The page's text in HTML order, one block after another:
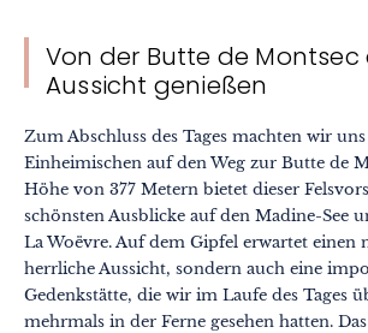
Von der Butte de Montsec
Aussicht genießen
Zum Abschluss des Tages machten wir
Einheimischen auf den Weg zur Butte de
Höhe von 377 Metern bietet dieser
schönsten Ausblicke auf den Madine-See
La Woëvre. Auf dem Gipfel erwartet einen
herrliche Aussicht, sondern auch eine
Gedenkstätte, die wir im Laufe des Tages
mehrmals in der Ferne gesehen hatten.